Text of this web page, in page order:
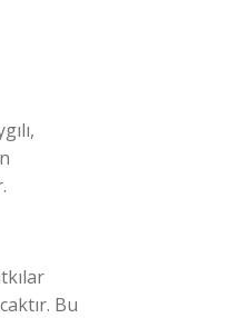
Bu